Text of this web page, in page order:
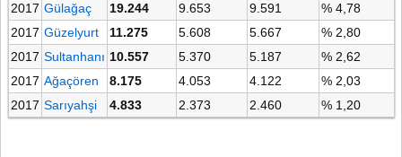
2017 Gülağaç 19.244 9.653 9.591
% 4,78
2017 Güzelyurt 11.275 5.608 5.667
% 2,80
2017 Sultanhanı 10.557 5.370 5.187
% 2,62
2017 Ağaçören 8.175 4.053 4.122
% 2,03
2017 Sarıyahşi 4.833 2.373 2.460 % 1,20